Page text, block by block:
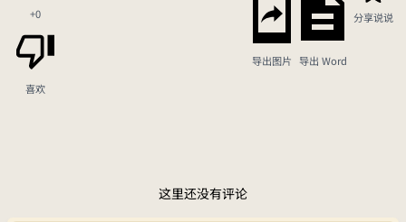
+0
喜欢
导出图片 导出 Word
分享说说
这里还没有评论